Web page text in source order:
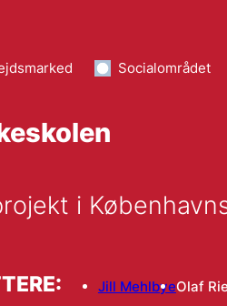
Socialområdet
i
Jill MehlbyeOlaf